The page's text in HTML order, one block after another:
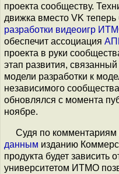
проекта сообществу.
движка вместо VK теперь
разработки видеоигр
обеспечит ассоциация
проекта в руки
этап развития,
модели разработки к
независимого
обновлялся с момента
ноябре.
Судя по комментариям
данным изданию
продукта будет зависить
университетом ИТМО